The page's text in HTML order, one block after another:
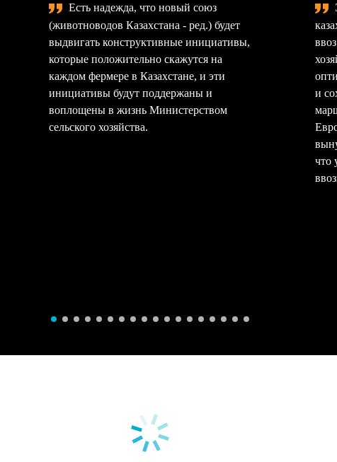
Есть надежда, что новый союз
(животноводов Казахстана - ред.) будет
выдвигать конструктивные инициативы,
которые положительно скажутся на
каждом фермере в Казахстане, и эти
инициативы будут поддержаны и
воплощены в жизнь Министерством
сельского хозяйства.
и
что